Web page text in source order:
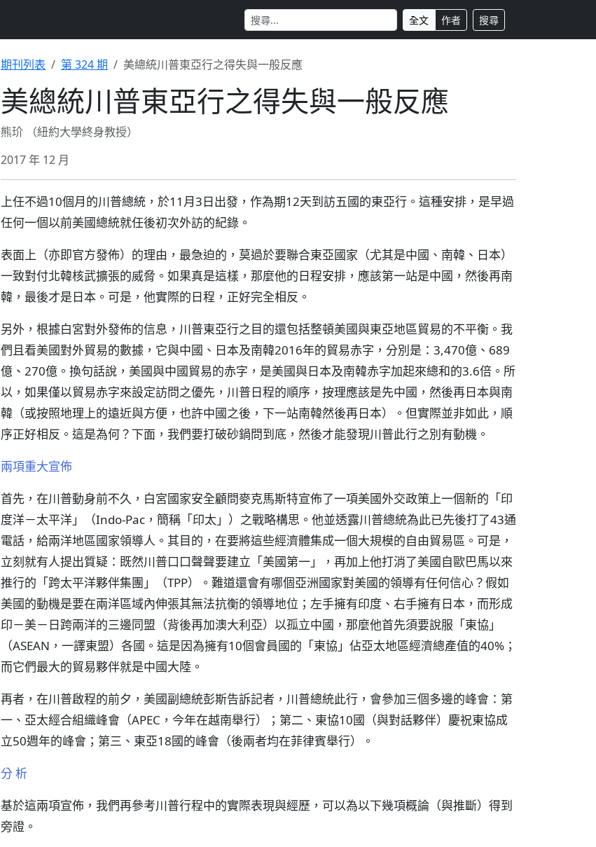
全文 作者 搜尋
期刊列表 第 324 期 美總統川普東亞行之得失與一般反應
美總統川普東亞行之得失與一般反應
熊玠 （紐約大學終身教授）
2017 年 12 月
上任不過10個月的川普總統，於11月3日出發，作為期12天到訪五國的東亞行。這種安排，是早過
任何一個以前美國總統就任後初次外訪的紀錄。
表面上（亦即官方發佈）的理由，最急迫的，莫過於要聯合東亞國家（尤其是中國、南韓、日本）
一致對付北韓核武擴張的威脅。如果真是這樣，那麼他的日程安排，應該第一站是中國，然後再南
韓，最後才是日本。可是，他實際的日程，正好完全相反。
另外，根據白宮對外發佈的信息，川普東亞行之目的還包括整頓美國與東亞地區貿易的不平衡。我
們且看美國對外貿易的數據，它與中國、日本及南韓2016年的貿易赤字，分別是：3,470億、689
億、270億。換句話說，美國與中國貿易的赤字，是美國與日本及南韓赤字加起來總和的3.6倍。所
以，如果僅以貿易赤字來設定訪問之優先，川普日程的順序，按理應該是先中國，然後再日本與南
韓（或按照地理上的遠近與方便，也許中國之後，下一站南韓然後再日本）。但實際並非如此，順
序正好相反。這是為何？下面，我們要打破砂鍋問到底，然後才能發現川普此行之別有動機。
兩項重大宣佈
首先，在川普動身前不久，白宮國家安全顧問麥克馬斯特宣佈了一項美國外交政策上一個新的「印
度洋－太平洋」（Indo-Pac，簡稱「印太」）之戰略構思。他並透露川普總統為此已先後打了43通
電話，給兩洋地區國家領導人。其目的，在要將這些經濟體集成一個大規模的自由貿易區。可是，
立刻就有人提出質疑：既然川普口口聲聲要建立「美國第一」，再加上他打消了美國自歐巴馬以來
推行的「跨太平洋夥伴集團」（TPP）。難道還會有哪個亞洲國家對美國的領導有任何信心？假如
美國的動機是要在兩洋區域內伸張其無法抗衡的領導地位；左手擁有印度、右手擁有日本，而形成
印－美－日跨兩洋的三邊同盟（背後再加澳大利亞）以孤立中國，那麼他首先須要說服「東協」
（ASEAN，一譯東盟）各國。這是因為擁有10個會員國的「東協」佔亞太地區經濟總產值的40%；
而它們最大的貿易夥伴就是中國大陸。
再者，在川普啟程的前夕，美國副總統彭斯告訴記者，川普總統此行，會參加三個多邊的峰會：第
一、亞太經合組織峰會（APEC，今年在越南舉行）；第二、東協10國（與對話夥伴）慶祝東協成
立50週年的峰會；第三、東亞18國的峰會（後兩者均在菲律賓舉行）。
分 析
基於這兩項宣佈，我們再參考川普行程中的實際表現與經歷，可以為以下幾項概論（與推斷）得到
旁證。